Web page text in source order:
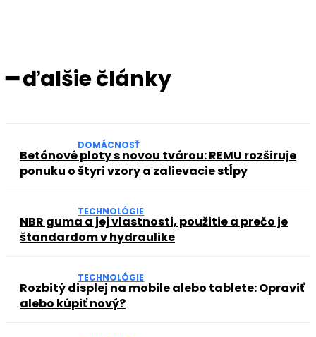
━ ďalšie články
DOMÁCNOSŤ
Betónové ploty s novou tvárou: REMU rozširuje
ponuku o štyri vzory a zalievacie stĺpy
TECHNOLÓGIE
NBR guma a jej vlastnosti, použitie a prečo je
štandardom v hydraulike
TECHNOLÓGIE
Rozbitý displej na mobile alebo tablete: Opraviť
alebo kúpiť nový?